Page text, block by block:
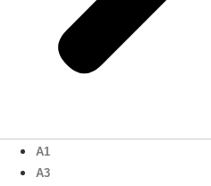
A1
A3